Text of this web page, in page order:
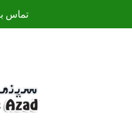
تماس